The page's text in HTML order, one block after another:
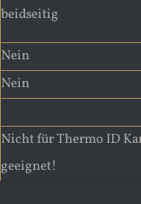
beidseitig
Nein
Nein
Nicht für Thermo ID
geeignet!